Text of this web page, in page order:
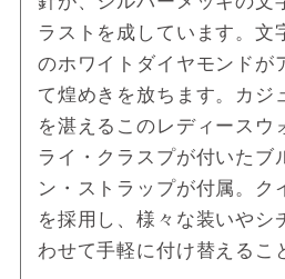
ラストを成しています。文
のホワイトダイヤモンドが
て煌めきを放ちます。カジ
を湛えるこのレディースウ
ライ・クラスプが付いたブ
ン・ストラップが付属。ク
を採用し、様々な装いやシ
わせて手軽に付け替えるこ